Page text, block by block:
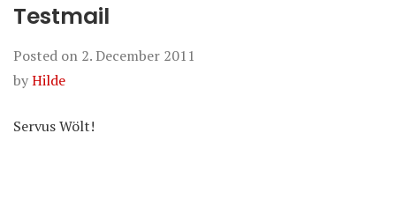
Testmail
Posted on 2. December 2011
byHilde
Servus Wölt!